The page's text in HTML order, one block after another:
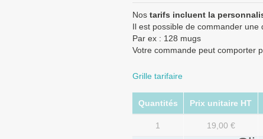
Nos tarifs incluent la
Il est possible de commander
Par ex : 128 mugs
Votre commande peut comporter
Grille tarifaire
Quantités Prix unitaire HT
1 19,00 €